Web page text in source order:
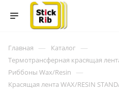
Главная — Каталог —
Термотрансферная красящая
Риббоны Wax/Resin —
Красящая лента WAX/RESIN